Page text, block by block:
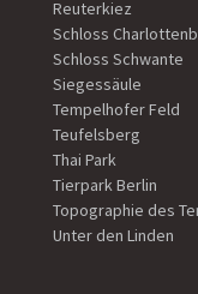
Reuterkiez
Schloss
Schloss Schwante
Siegessäule
Tempelhofer Feld
Teufelsberg
Thai Park
Tierpark Berlin
Topographie des
Unter den Linden